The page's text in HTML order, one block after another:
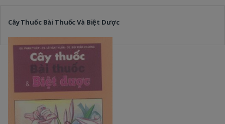
Cây Thuốc Bài Thuốc Và Biệt Dược